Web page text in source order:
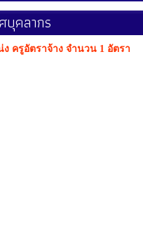
บุคลากร
ครูอัตราจ้าง จำนวน 1 อัตรา